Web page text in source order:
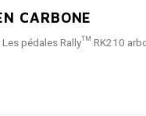
CARBONE
pédales Rally™ RK210